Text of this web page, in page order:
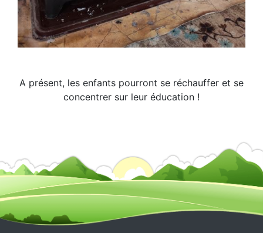
A présent, les enfants pourront se réchauffer et se
concentrer sur leur éducation !